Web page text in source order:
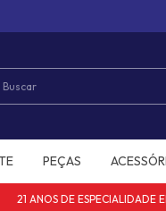
PEÇAS
21 ANOS DE ESPECIALIDADE EM